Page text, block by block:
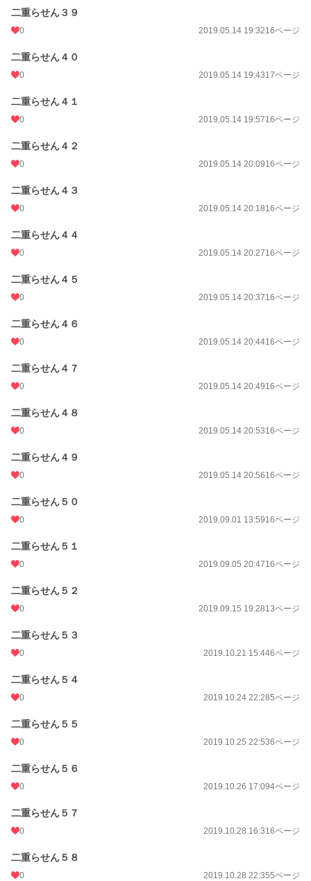
二重らせん３９
0 2019.05.14 19:3216ページ
二重らせん４０
0 2019.05.14 19:4317ページ
二重らせん４１
0 2019.05.14 19:5716ページ
二重らせん４２
0 2019.05.14 20:0916ページ
二重らせん４３
0 2019.05.14 20:1816ページ
二重らせん４４
0 2019.05.14 20:2716ページ
二重らせん４５
0 2019.05.14 20:3716ページ
二重らせん４６
0 2019.05.14 20:4416ページ
二重らせん４７
0 2019.05.14 20:4916ページ
二重らせん４８
0 2019.05.14 20:5316ページ
二重らせん４９
0 2019.05.14 20:5616ページ
二重らせん５０
0 2019.09.01 13:5916ページ
二重らせん５１
0 2019.09.05 20:4716ページ
二重らせん５２
0 2019.09.15 19:2813ページ
二重らせん５３
0 2019.10.21 15:446ページ
二重らせん５４
0 2019.10.24 22:285ページ
二重らせん５５
0 2019.10.25 22:536ページ
二重らせん５６
0 2019.10.26 17:094ページ
二重らせん５７
0 2019.10.28 16:316ページ
二重らせん５８
0 2019.10.28 22:355ページ